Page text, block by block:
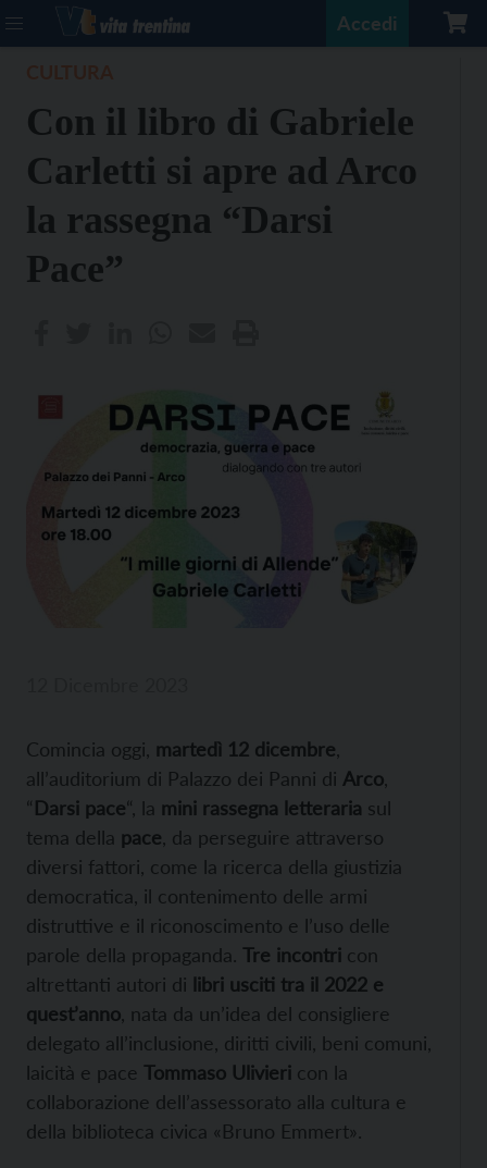
Accedi
Con il libro di Gabriele
Carletti si apre ad Arco
la rassegna “Darsi
Pace”
Comincia oggi, martedì 12 dicembre
all’auditorium di Palazzo dei Panni di Arco
“Darsi pace“, la mini rassegna letteraria sul
tema della pace , da perseguire attraverso
diversi fattori, come la ricerca della giustizia
democratica, il contenimento delle armi
distruttive e il riconoscimento e l’uso delle
parole della propaganda. Tre incontri con
altrettanti autori di libri usciti tra il 2022 e
quest’anno , nata da un’idea del consigliere
delegato all’inclusione, diritti civili, beni comuni,
laicità e pace Tommaso Ulivieri con la
collaborazione dell’assessorato alla cultura e
della biblioteca civica «Bruno Emmert».